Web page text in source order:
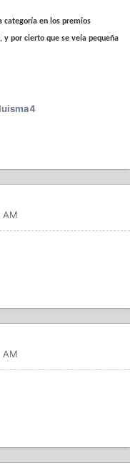
categoría en los premios
y por cierto que se veía pequeña
AM
AM